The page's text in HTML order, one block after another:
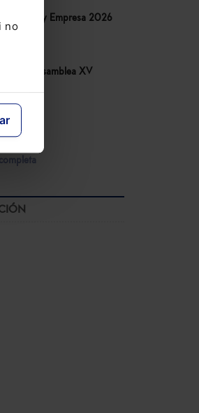
no
Derecho y Empresa 2026
Asamblea XV